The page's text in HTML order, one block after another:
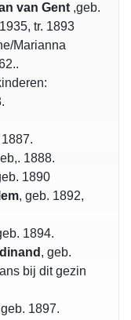
van Gent ,geb.
tr. 1893
Marianna
1888.
1890
, geb. 1892,
1894.
, geb.
bij dit gezin
1897.